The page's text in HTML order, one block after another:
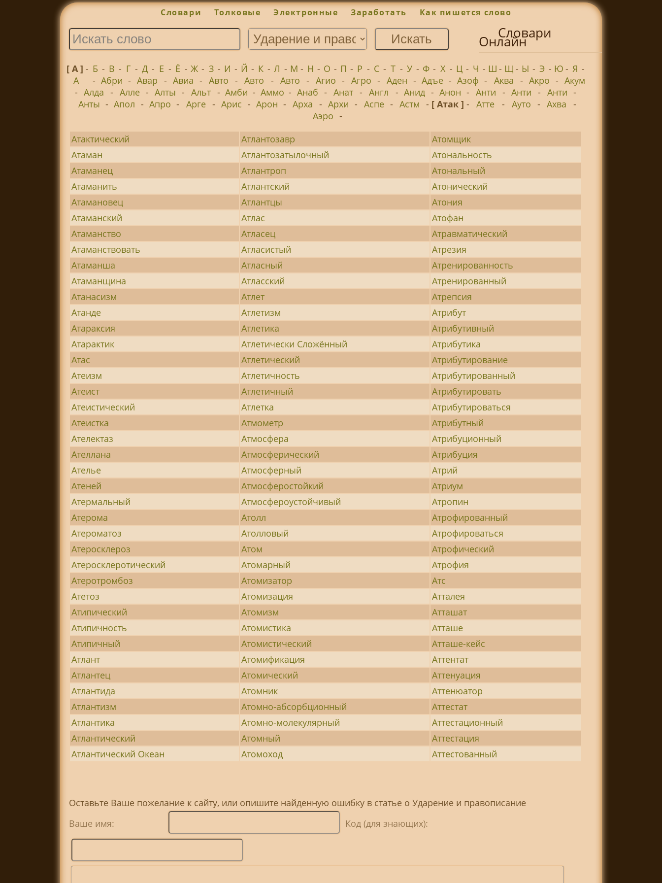
Словари Толковые Электронные Заработать Как пишется слово
Словари
Онлайн
[ А ] - Б - В - Г - Д - Е - Ё - Ж - З - И - Й - К - Л - М - Н - О - П - Р - С - Т - У - Ф - Х - Ц - Ч - Ш - Щ - Ы - Э - Ю- Я -
А
- Абри - Авар - Авиа - Авто - Авто - Авто - Агио - Агро - Аден - Адъе - Азоф - Аква - Акро - Акум
- Алда - Алле - Алты - Альт - Амби - Аммо - Анаб - Анат - Англ - Анид - Анон - Анти - Анти - Анти -
Анты - Апол - Апро - Арге - Арис - Арон - Арха - Архи - Аспе - Астм - [ Атак ] - Атте - Ауто - Ахва
-
Аэро -
Атактический
Атлантозавр
Атомщик
Атаман
Атлантозатылочный
Атональность
Атаманец
Атлантроп
Атональный
Атаманить
Атлантский
Атонический
Атамановец
Атлантцы
Атония
Атаманский
Атлас
Атофан
Атаманство
Атласец
Атравматический
Атаманствовать
Атласистый
Атрезия
Атаманша
Атласный
Атренированность
Атаманщина
Атласский
Атренированный
Атанасизм
Атлет
Атрепсия
Атанде
Атлетизм
Атрибут
Атараксия
Атлетика
Атрибутивный
Атарактик
Атлетически Сложённый
Атрибутика
Атас
Атлетический
Атрибутирование
Атеизм
Атлетичность
Атрибутированный
Атеист
Атлетичный
Атрибутировать
Атеистический
Атлетка
Атрибутироваться
Атеистка
Атмометр
Атрибутный
Ателектаз
Атмосфера
Атрибуционный
Ателлана
Атмосферический
Атрибуция
Ателье
Атмосферный
Атрий
Атеней
Атмосферостойкий
Атриум
Атермальный
Атмосфероустойчивый
Атропин
Атерома
Атолл
Атрофированный
Атероматоз
Атолловый
Атрофироваться
Атеросклероз
Атом
Атрофический
Атеросклеротический
Атомарный
Атрофия
Атеротромбоз
Атомизатор
Атс
Атетоз
Атомизация
Атталея
Атипический
Атомизм
Атташат
Атипичность
Атомистика
Атташе
Атипичный
Атомистический
Атташе-кейс
Атлант
Атомификация
Аттентат
Атлантец
Атомический
Аттенуация
Атлантида
Атомник
Аттенюатор
Атлантизм
Атомно-абсорбционный
Аттестат
Атлантика
Атомно-молекулярный
Аттестационный
Атлантический
Атомный
Аттестация
Атлантический Океан
Атомоход Аттестованный
Оставьте Ваше пожелание к сайту, или опишите найденную ошибку в статье о Ударение и правописание
Ваше имя:
Код (для знающих):